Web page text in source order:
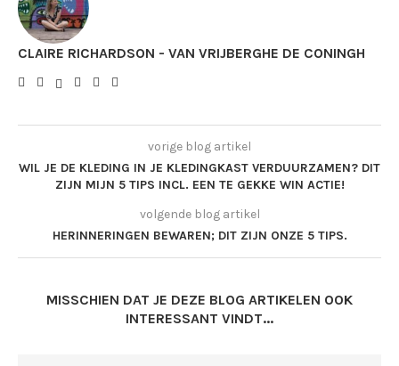
CLAIRE RICHARDSON - VAN VRIJBERGHE DE CONINGH
vorige blog artikel
WIL JE DE KLEDING IN JE KLEDINGKAST VERDUURZAMEN? DIT
ZIJN MIJN 5 TIPS INCL. EEN TE GEKKE WIN ACTIE!
volgende blog artikel
HERINNERINGEN BEWAREN; DIT ZIJN ONZE 5 TIPS.
MISSCHIEN DAT JE DEZE BLOG ARTIKELEN OOK
INTERESSANT VINDT...